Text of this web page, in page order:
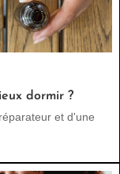
dormir ?
et d'une